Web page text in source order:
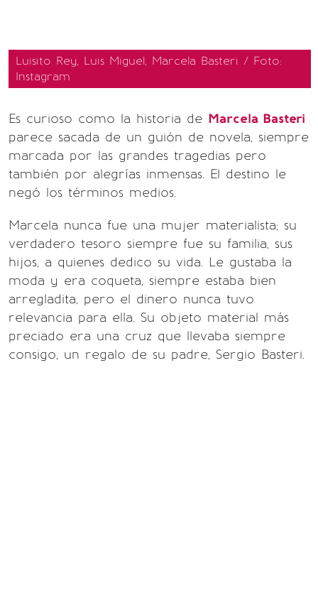
Luisito Rey, Luis Miguel, Marcela Basteri / Foto:
Instagram
Es curioso como la historia de Marcela Basteri
parece sacada de un guión de novela, siempre
marcada por las grandes tragedias pero
también por alegrías inmensas. El destino le
negó los términos medios.
Marcela nunca fue una mujer materialista; su
verdadero tesoro siempre fue su familia, sus
hijos, a quienes dedico su vida. Le gustaba la
moda y era coqueta, siempre estaba bien
arregladita, pero el dinero nunca tuvo
relevancia para ella. Su objeto material más
preciado era una cruz que llevaba siempre
consigo, un regalo de su padre, Sergio Basteri.